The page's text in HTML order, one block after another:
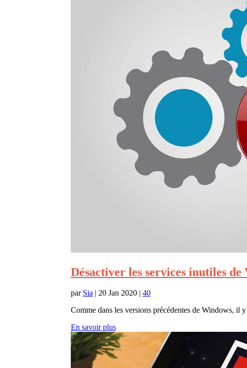
Désactiver les services inutiles de
par Sia| 20 Jan 2020| 40
Comme dans les versions précédentes de Windows, il
En savoir plus